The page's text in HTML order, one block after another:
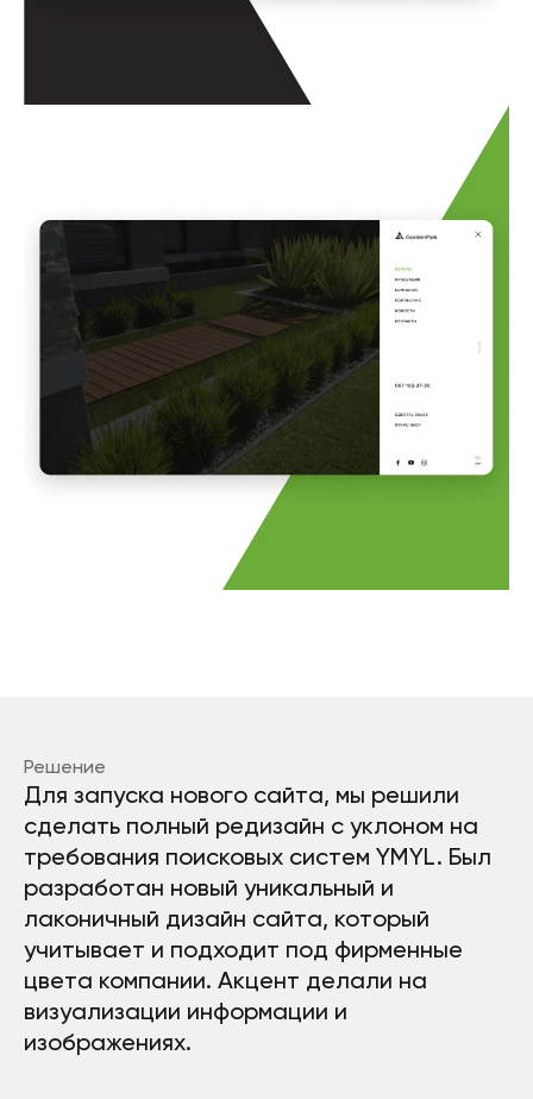
Решение
Для запуска нового сайта, мы решили
сделать полный редизайн с уклоном на
требования поисковых систем YMYL. Был
разработан новый уникальный и
лаконичный дизайн сайта, который
учитывает и подходит под фирменные
цвета компании. Акцент делали на
визуализации информации и
изображениях.